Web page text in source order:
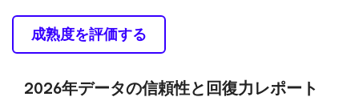
成熟度を評価する
2026年データの信頼性と回復力レポート